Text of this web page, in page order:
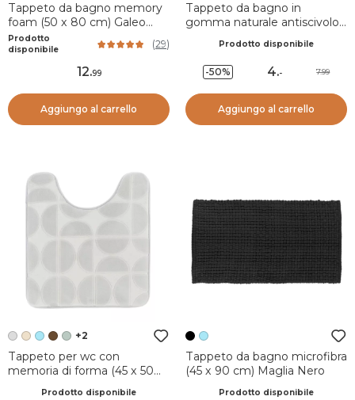
Tappeto da bagno memory
foam (50 x 80 cm) Galeo
Grigio scuro
Prodotto
disponibile
(29)
12.99
Aggiungo al carrello
Tappeto da bagno in
gomma naturale antiscivolo
Nature Verde
Prodotto disponibile
-50% 4.- 7.99
Aggiungo al carrello
+2
Tappeto per wc con
memoria di forma (45 x 50
Prodotto disponibile
Tappeto da bagno microfibra
(45 x 90 cm) Maglia Nero
Prodotto disponibile